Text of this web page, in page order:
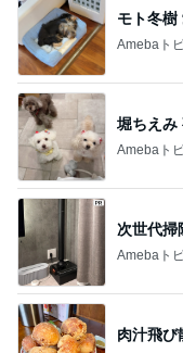
モト冬樹
Amebaト
堀ちえみ
Amebaト
次世代掃
Amebaト
肉汁飛び